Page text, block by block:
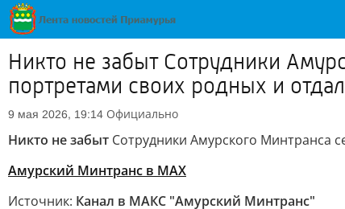
Никто не забыт Сотрудники
портретами своих родных и
9 мая 2026, 19:14 Официально
Никто не забыт Сотрудники Амурского Минтранса
Амурский Минтранс в МАХ
Источник: Канал в МАКС "Амурский Минтранс"